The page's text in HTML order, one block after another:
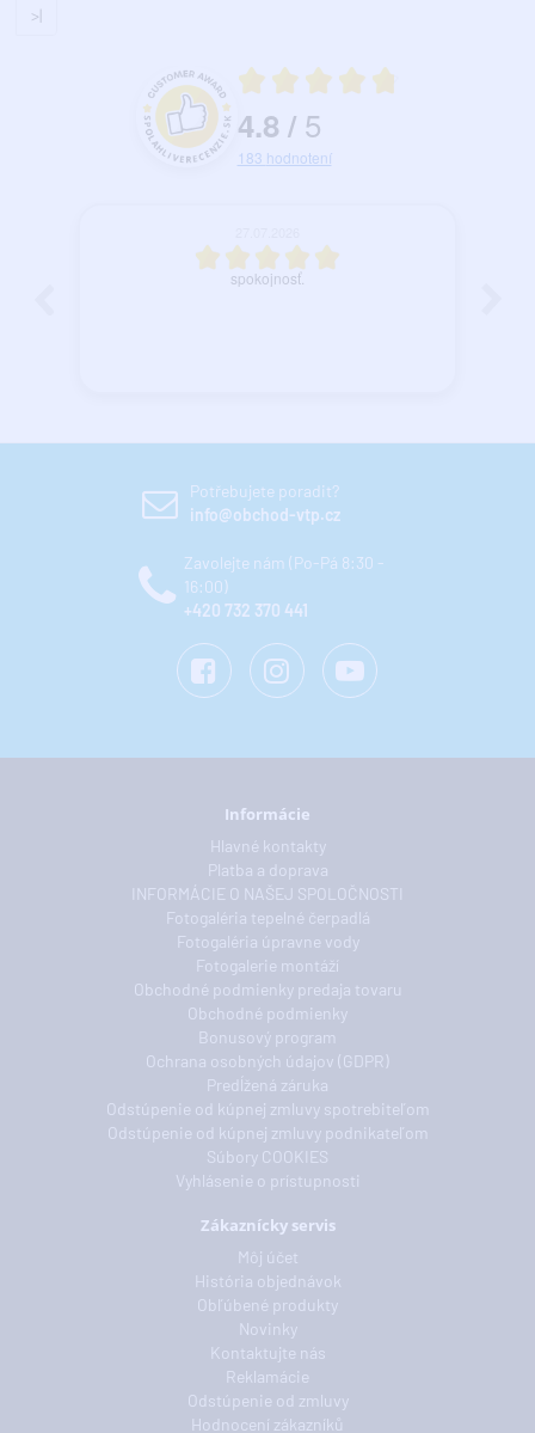
>|
Hodnotenie a recenzie zákazníkov
Priemerné hodnotenie 4.8 z 5
4.8 / 5
183 hodnotení
spokojnosť.
Potřebujete poradit?
info@obchod-vtp.cz
Zavolejte nám (Po-Pá 8:30 -
16:00)
+420 732 370 441
Informácie
Hlavné kontakty
Platba a doprava
INFORMÁCIE O NAŠEJ SPOLOČNOSTI
Fotogaléria tepelné čerpadlá
Fotogaléria úpravne vody
Fotogalerie montáží
Obchodné podmienky predaja tovaru
Obchodné podmienky
Bonusový program
Ochrana osobných údajov (GDPR)
Predĺžená záruka
Odstúpenie od kúpnej zmluvy spotrebiteľom
Odstúpenie od kúpnej zmluvy podnikateľom
Súbory COOKIES
Vyhlásenie o prístupnosti
Zákaznícky servis
Môj účet
História objednávok
Obľúbené produkty
Novinky
Kontaktujte nás
Reklamácie
Odstúpenie od zmluvy
Hodnocení zákazníků